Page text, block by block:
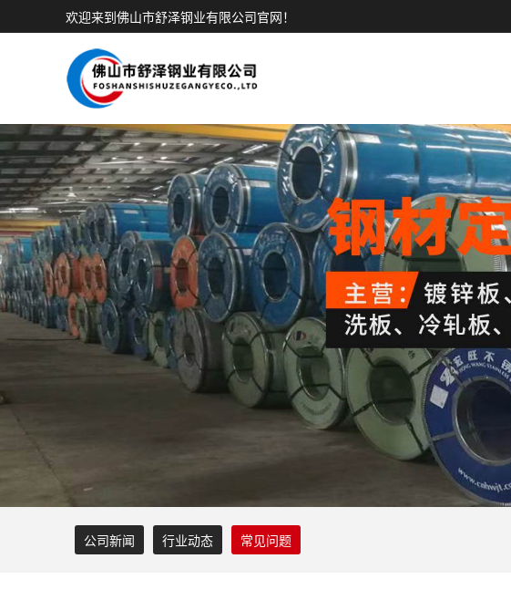
欢迎来到佛山市舒泽钢业有限公司官网！
公司新闻 行业动态 常见问题